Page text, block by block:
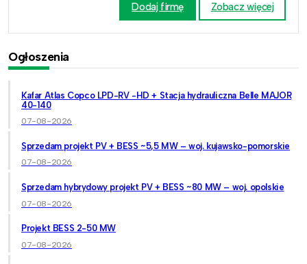
Dodaj firmę Zobacz więcej
Ogłoszenia
Kafar Atlas Copco LPD-RV -HD + Stacja hydrauliczna Belle MAJOR
40-140
07-08-2026
Sprzedam projekt PV + BESS ~5,5 MW – woj. kujawsko-pomorskie
07-08-2026
Sprzedam hybrydowy projekt PV + BESS ~80 MW – woj. opolskie
07-08-2026
Projekt BESS 2-50 MW
07-08-2026